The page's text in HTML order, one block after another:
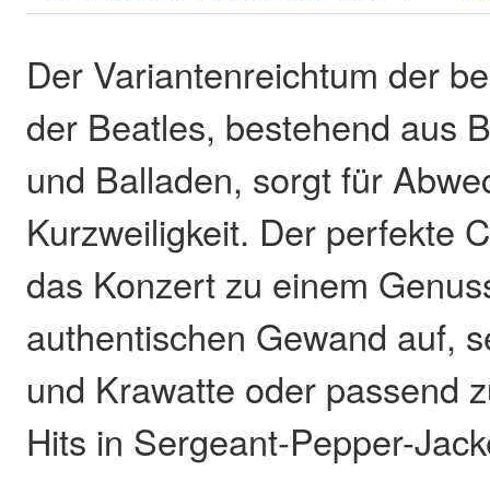
Der Variantenreichtum der
der Beatles, bestehend aus
und Balladen, sorgt für
Kurzweiligkeit. Der perfekte
das Konzert zu einem
authentischen Gewand auf,
und Krawatte oder passend
Hits in Sergeant-Pepper-